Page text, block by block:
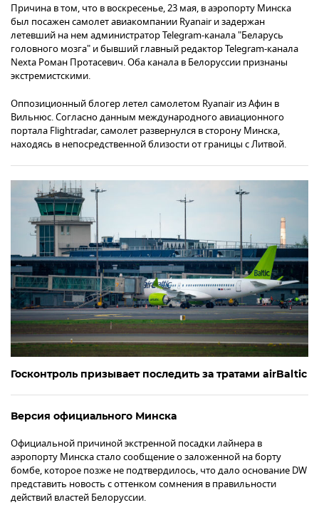
Причина в том, что в воскресенье, 23 мая, в аэропорту Минска
был посажен самолет авиакомпании Ryanair и задержан
летевший на нем администратор Telegram-канала "Беларусь
головного мозга" и бывший главный редактор Telegram-канала
Nexta Роман Протасевич. Оба канала в Белоруссии признаны
экстремистскими.
Оппозиционный блогер летел самолетом Ryanair из Афин в
Вильнюс. Согласно данным международного авиационного
портала Flightradar, самолет развернулся в сторону Минска,
находясь в непосредственной близости от границы с Литвой.
Госконтроль призывает последить за тратами airBaltic
Версия официального Минска
Официальной причиной экстренной посадки лайнера в
аэропорту Минска стало сообщение о заложенной на борту
бомбе, которое позже не подтвердилось, что дало основание DW
представить новость с оттенком сомнения в правильности
действий властей Белоруссии.